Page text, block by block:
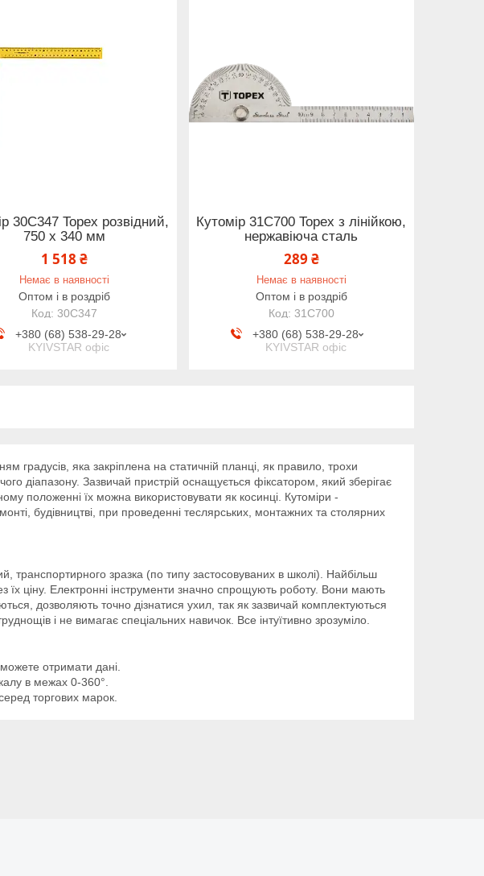
30C347 Topex розвідний,
750 x 340 мм
1 518 ₴
Немає в наявності
Оптом і в роздріб
30C347
+380 (68) 538-29-28
KYIVSTAR офіс
Кутомір 31C700 Topex з лінійкою,
нержавіюча сталь
289 ₴
Немає в наявності
Оптом і в роздріб
31C700
+380 (68) 538-29-28
KYIVSTAR офіс
градусів, яка закріплена на статичній планці, як правило, трохи
діапазону. Зазвичай пристрій оснащується фіксатором, який зберігає
положенні їх можна використовувати як косинці. Кутоміри -
будівництві, при проведенні теслярських, монтажних та столярних
транспортирного зразка (по типу застосовуваних в школі). Найбільш
ціну. Електронні інструменти значно спрощують роботу. Вони мають
дозволяють точно дізнатися ухил, так як зазвичай комплектуються
і не вимагає спеціальних навичок. Все інтуїтивно зрозуміло.
отримати дані.
в межах 0-360°.
торгових марок.